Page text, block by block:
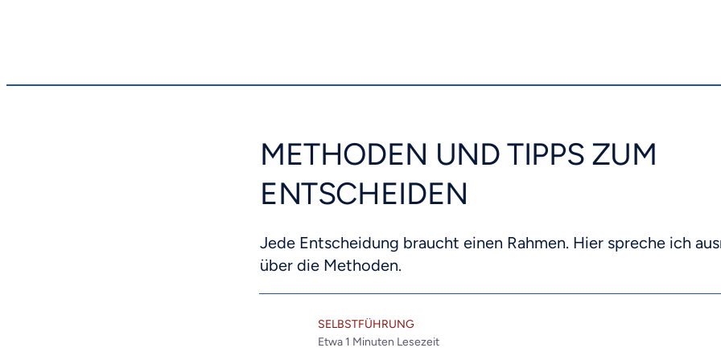
METHODEN UND TIPPS ZUM
ENTSCHEIDEN
Jede Entscheidung braucht einen Rahmen. Hier spreche ich
über die Methoden.
SELBSTFÜHRUNG
Etwa 1 Minuten Lesezeit